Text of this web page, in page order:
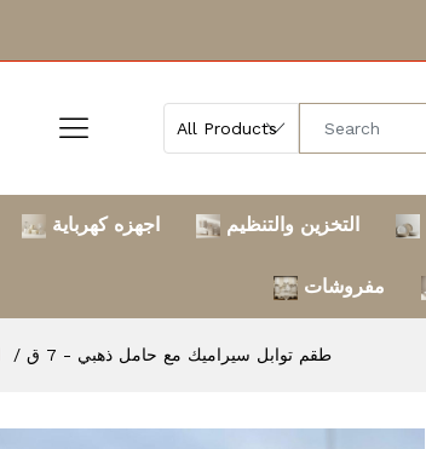
اجهزه كهرباية التخزين والتنظيم
مفروشات
طقم توابل سيراميك مع حامل ذهبي - 7 ق